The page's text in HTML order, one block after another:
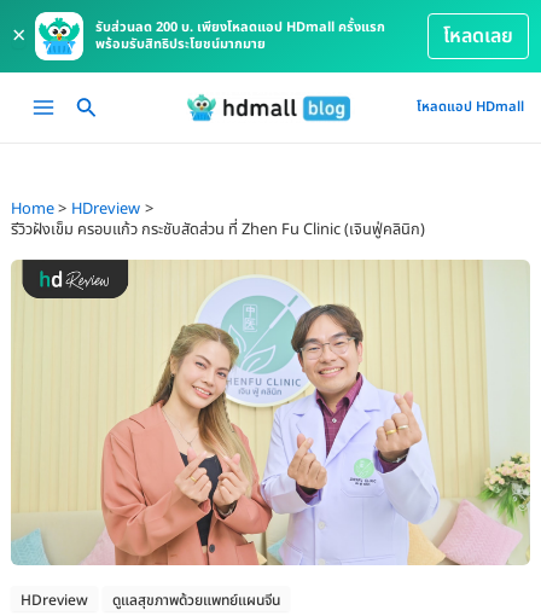
×
รับส่วนลด 200 บ. เพียงโหลดแอป HDmall ครั้งแรก
พร้อมรับสิทธิประโยชน์มากมาย
โหลดเลย
Main
โหลดแอป HDmall
Home
HDreview
รีวิวฝังเข็ม ครอบแก้ว กระชับสัดส่วน ที่ Zhen Fu Clinic (​​เจินฟู่คลินิก)
HDreview ดูแลสุขภาพด้วยแพทย์แผนจีน